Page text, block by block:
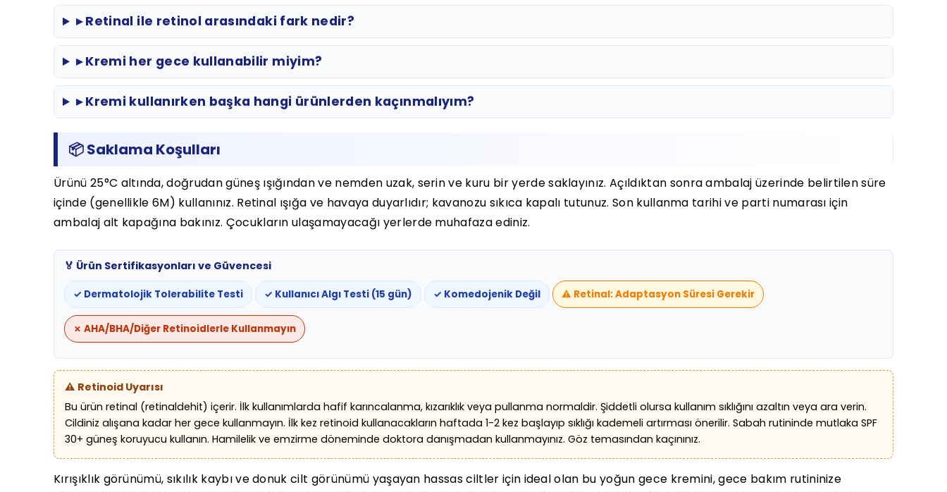
▸ Retinal ile retinol arasındaki fark nedir?
▸ Kremi her gece kullanabilir miyim?
▸ Kremi kullanırken başka hangi ürünlerden kaçınmalıyım?
📦 Saklama Koşulları
Ürünü 25°C altında, doğrudan güneş ışığından ve nemden uzak, serin ve kuru bir yerde saklayınız. Açıldıktan sonra ambalaj üzerinde belirtilen süre
içinde (genellikle 6M) kullanınız. Retinal ışığa ve havaya duyarlıdır; kavanozu sıkıca kapalı tutunuz. Son kullanma tarihi ve parti numarası için
ambalaj alt kapağına bakınız. Çocukların ulaşamayacağı yerlerde muhafaza ediniz.
🏅 Ürün Sertifikasyonları ve Güvencesi
✓ Dermatolojik Tolerabilite Testi ✓ Kullanıcı Algı Testi (15 gün) ✓ Komedojenik Değil ⚠️ Retinal: Adaptasyon Süresi Gerekir
✗ AHA/BHA/Diğer Retinoidlerle Kullanmayın
⚠️ Retinoid Uyarısı
Bu ürün retinal (retinaldehit) içerir. İlk kullanımlarda hafif karıncalanma, kızarıklık veya pullanma normaldir. Şiddetli olursa kullanım sıklığını azaltın veya ara verin.
Cildiniz alışana kadar her gece kullanmayın. İlk kez retinoid kullanacakların haftada 1-2 kez başlayıp sıklığı kademeli artırması önerilir. Sabah rutininde mutlaka SPF
30+ güneş koruyucu kullanın. Hamilelik ve emzirme döneminde doktora danışmadan kullanmayınız. Göz temasından kaçınınız.
Kırışıklık görünümü, sıkılık kaybı ve donuk cilt görünümü yaşayan hassas ciltler için ideal olan bu yoğun gece kremini, gece bakım rutininize